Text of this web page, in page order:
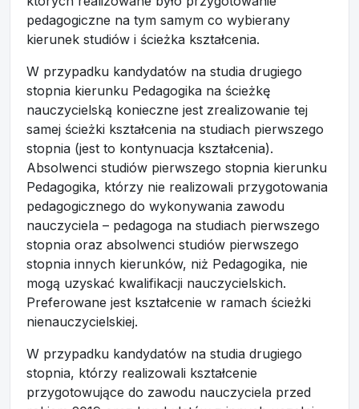
pedagogiczne na tym samym co wybierany
kierunek studiów i ścieżka kształcenia.
W przypadku kandydatów na studia drugiego
stopnia kierunku Pedagogika na ścieżkę
nauczycielską konieczne jest zrealizowanie tej
samej ścieżki kształcenia na studiach pierwszego
stopnia (jest to kontynuacja kształcenia).
Absolwenci studiów pierwszego stopnia kierunku
Pedagogika, którzy nie realizowali przygotowania
pedagogicznego do wykonywania zawodu
nauczyciela – pedagoga na studiach pierwszego
stopnia oraz absolwenci studiów pierwszego
stopnia innych kierunków, niż Pedagogika, nie
mogą uzyskać kwalifikacji nauczycielskich.
Preferowane jest kształcenie w ramach ścieżki
nienauczycielskiej.
W przypadku kandydatów na studia drugiego
stopnia, którzy realizowali kształcenie
przygotowujące do zawodu nauczyciela przed